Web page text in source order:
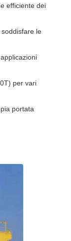
efficiente dei
le
per vari
portata